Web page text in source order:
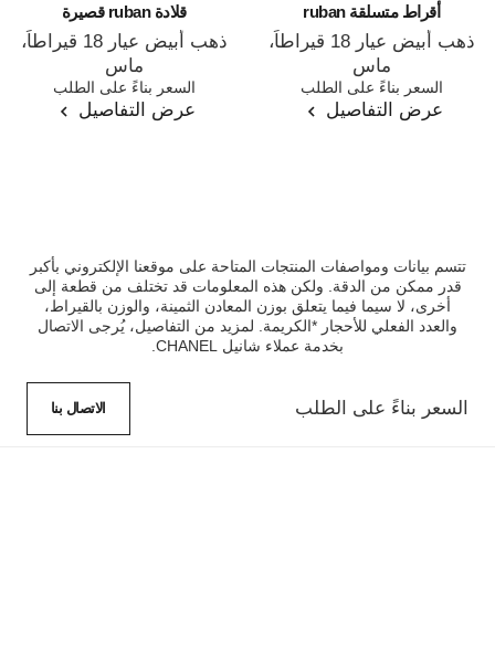
أقراط متسلقة ruban
ذهب أبيض عيار 18 قيراطاً،
ماس
المرجع J11143السعر بناءً على الطلب
عرض التفاصيل
قلادة ruban قصيرة
ذهب أبيض عيار 18 قيراطاً،
ماس
المرجع J12819السعر بناءً على الطلب
عرض التفاصيل
تتسم بيانات ومواصفات المنتجات المتاحة على موقعنا الإلكتروني بأكبر
قدر ممكن من الدقة. ولكن هذه المعلومات قد تختلف من قطعة إلى
أخرى، لا سيما فيما يتعلق بوزن المعادن الثمينة، والوزن بالقيراط،
والعدد الفعلي للأحجار *الكريمة. لمزيد من التفاصيل، يُرجى الاتصال
بخدمة عملاء شانيل CHANEL.
السعر بناءً على الطلب الاتصال بنا